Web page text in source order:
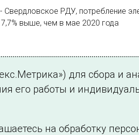
РДУ, потребление
7,7% выше, чем в мае 2020 года
для сбора и
его работы и
на обработку